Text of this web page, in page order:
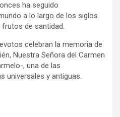
ha seguido
a lo largo de los siglos
de santidad.
celebran la memoria de
Nuestra Señora del Carmen
, una de las
universales y antiguas.